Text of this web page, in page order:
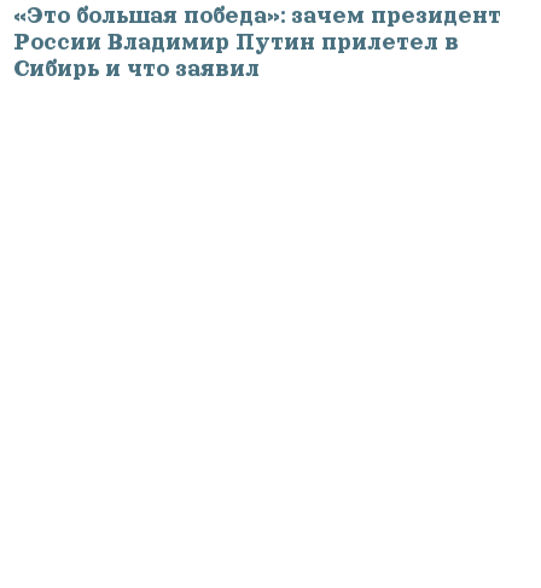
«Это большая победа»: зачем президент
России Владимир Путин прилетел в
Сибирь и что заявил